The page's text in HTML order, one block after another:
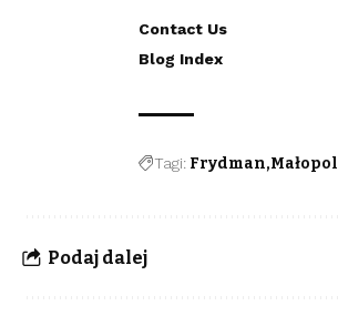
Contact Us
Blog Index
Tagi: Frydman
Podaj dalej